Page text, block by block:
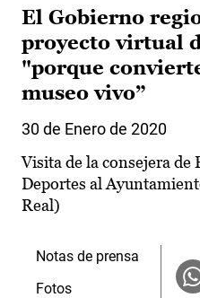
El Gobierno
proyecto virtual
"porque
museo vivo”
30 de Enero de 2020
Visita de la consejera de
Deportes al
Real)
Notas de prensa
Fotos